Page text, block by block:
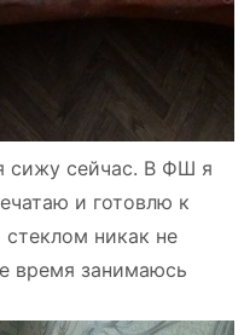
сижу сейчас. В ФШ я
и готовлю к
никак не
время занимаюсь